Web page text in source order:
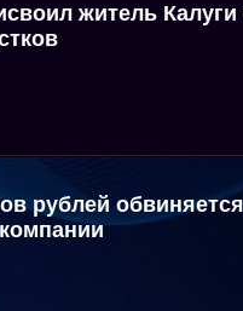
житель
рублей